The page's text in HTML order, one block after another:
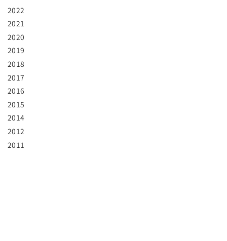
2022
2021
2020
2019
2018
2017
2016
2015
2014
2012
2011